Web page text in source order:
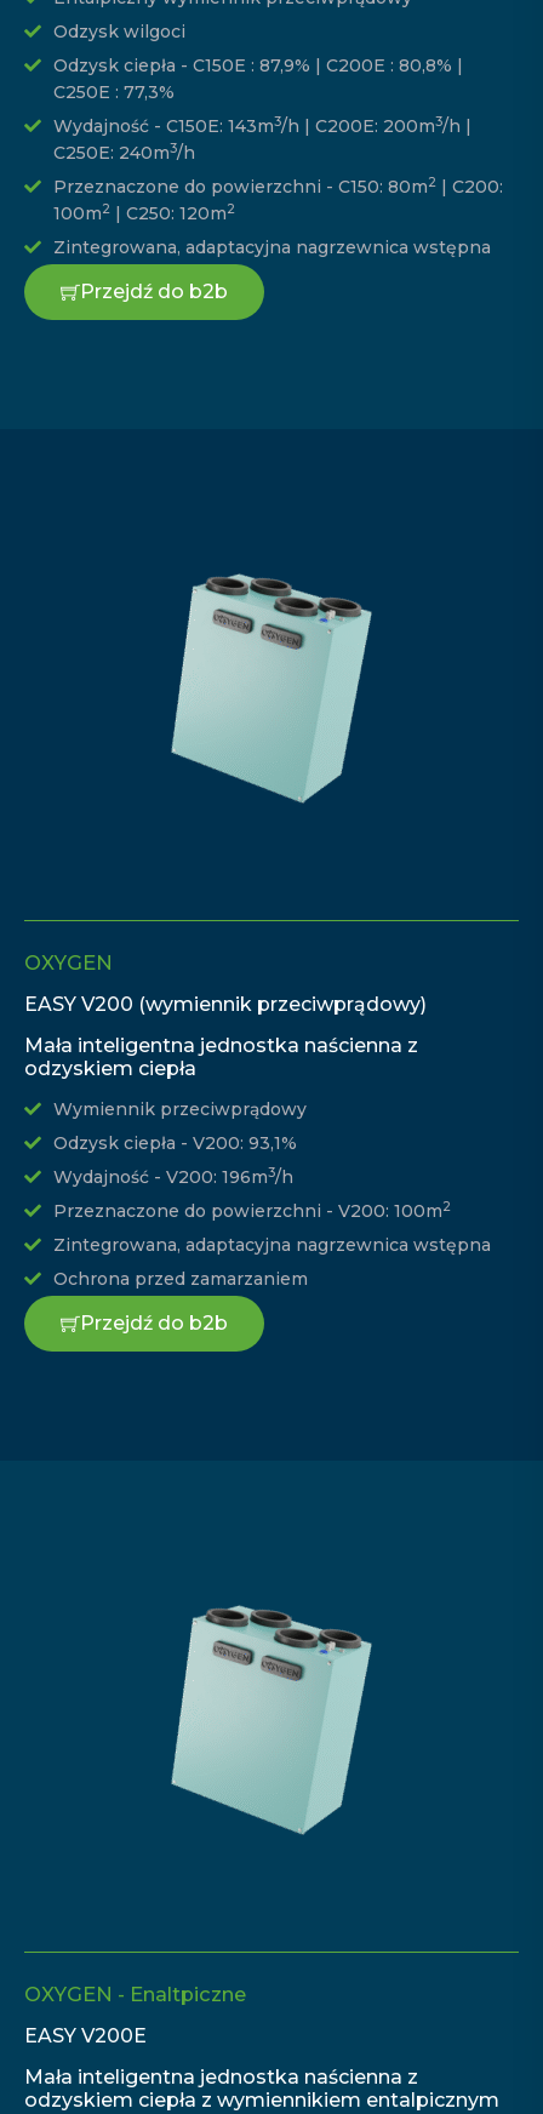
Odzysk wilgoci
Odzysk ciepła - C150E : 87,9% | C200E : 80,8% |
C250E : 77,3%
Wydajność - C150E: 143m3/h | C200E: 200m3/h |
C250E: 240m3/h
Przeznaczone do powierzchni - C150: 80m2
| C200:
100m2 | C250: 120m2
Zintegrowana, adaptacyjna nagrzewnica wstępna
Przejdź do b2b
OXYGEN
EASY V200 (wymiennik przeciwprądowy)
Mała inteligentna jednostka naścienna z
odzyskiem ciepła
Wymiennik przeciwprądowy
Odzysk ciepła - V200: 93,1%
Wydajność - V200: 196m3/h
Przeznaczone do powierzchni - V200: 100m2
Zintegrowana, adaptacyjna nagrzewnica wstępna
Ochrona przed zamarzaniem
Przejdź do b2b
OXYGEN - Enaltpiczne
EASY V200E
Mała inteligentna jednostka naścienna z
odzyskiem ciepła z wymiennikiem entalpicznym